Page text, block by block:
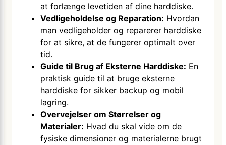
at forlænge levetiden af dine harddiske.
Vedligeholdelse og Reparation: Hvordan
man vedligeholder og reparerer harddiske
for at sikre, at de fungerer optimalt over
tid.
Guide til Brug af Eksterne Harddiske: En
praktisk guide til at bruge eksterne
harddiske for sikker backup og mobil
lagring.
Overvejelser om Størrelser og
Materialer: Hvad du skal vide om de
fysiske dimensioner og materialerne brugt